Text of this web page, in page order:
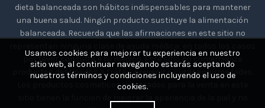
dieta balanceada son hábitos indispensables para mantener
una buena salud. Ningún producto sustituye la alimentación
balanceada. Recuerda que las afirmaciones en este sitio no
por favor consulta a tu medico. Este sitio no comercializa
productos destinados a tratar, prevenir o curar enfermedades.
Los productos cosmeticos mostrados para la venta en este
Usamos cookies para mejorar tu experiencia en nuestro
sitio web, al continuar navegando estarás aceptando
nuestros términos y condiciones incluyendo el uso de
cookies.